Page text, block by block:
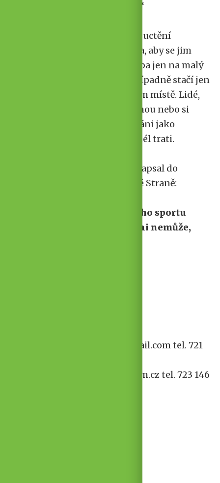
přidali se, až poběžíme kolem.“
Pořadatelé vyzývají zájemce o uctění
památky prezidenta Masaryka, aby se jim
neváhali ozvat a přidali se, třeba jen na malý
kousek v blízkosti bydliště. Případně stačí jen
být ve správný čas na správném místě. Lidé,
kteří z různých důvodů nemohou nebo si
netroufají běžet, jsou vřele vítáni jako
divácká podpora kdekoliv podél trati.
Jak kdysi prezident Masaryk zapsal do
pamětní knihy Sokola na Malé Straně:
"Bez sokolování, bez nějakého sportu
zdravý člověk, myslím, žít ani nemůže,
Alois Sečkár seckar.alois@gmail.com tel. 721
Anton Sečkár rakcesa@seznam.cz tel. 723 146